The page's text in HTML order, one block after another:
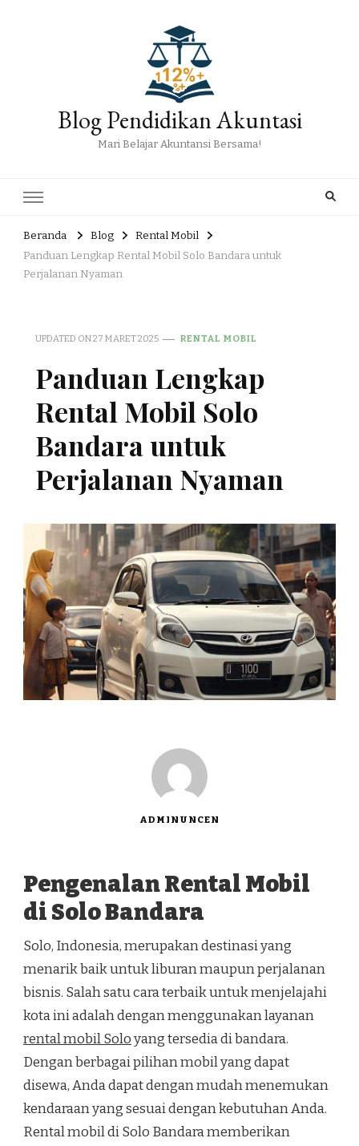
Blog Pendidikan Akuntasi
Mari Belajar Akuntansi Bersama!
Beranda Blog
Rental Mobil
Panduan Lengkap Rental Mobil Solo Bandara untuk
Perjalanan Nyaman
UPDATED ON27 MARET 2025 RENTAL MOBIL
Panduan Lengkap
Rental Mobil Solo
Bandara untuk
Perjalanan Nyaman
ADMINUNCEN
Pengenalan Rental Mobil
di Solo Bandara
Solo, Indonesia, merupakan destinasi yang
menarik baik untuk liburan maupun perjalanan
bisnis. Salah satu cara terbaik untuk menjelajahi
kota ini adalah dengan menggunakan layanan
rental mobil Soloyang tersedia di bandara.
Dengan berbagai pilihan mobil yang dapat
disewa, Anda dapat dengan mudah menemukan
kendaraan yang sesuai dengan kebutuhan Anda.
Rental mobil di Solo Bandara memberikan